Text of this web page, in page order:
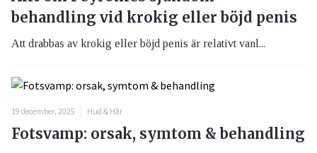
behandling vid krokig eller böjd penis
Att drabbas av krokig eller böjd penis är relativt vanl...
19 december, 2025 Hud & Hår
Fotsvamp: orsak, symtom & behandling